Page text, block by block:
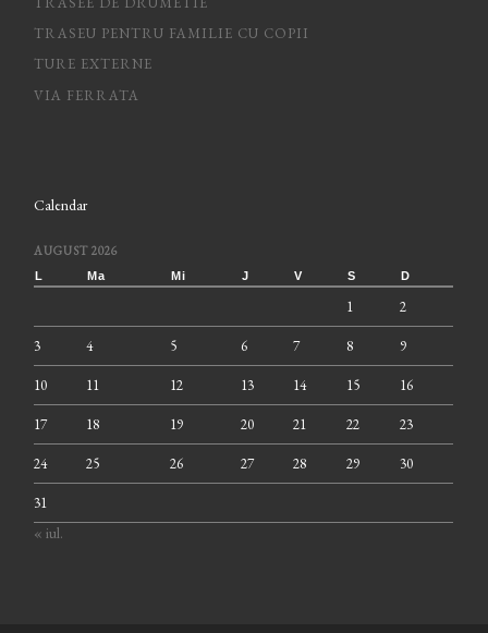
TRASEU PENTRU FAMILIE CU COPII
TURE EXTERNE
VIA FERRATA
Calendar
AUGUST 2026
L Ma Mi J V S D
1 2
3 4 5 6 7 8 9
10 11 12 13 14 15 16
17 18 19 20 21 22 23
24 25 26 27 28 29 30
31
« iul.